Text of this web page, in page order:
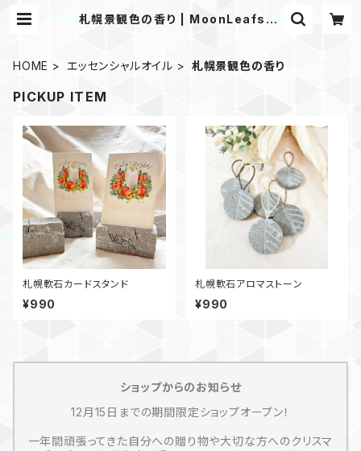
札幌景観色の香り | MoonLeafsap
HOME エッセンシャルオイル 札幌景観色の香り
PICKUP ITEM
札幌軟石カードスタンド
¥990
札幌軟石アロマストーン
¥990
ショップからのお知らせ
12月15日までの期間限定ショップオープン！
一年間頑張ってきた自分への贈り物や大切な方へのクリスマ